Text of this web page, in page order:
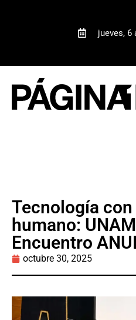
jueves, 6
Tecnología
humano:
Encuentro
octubre 30, 2025